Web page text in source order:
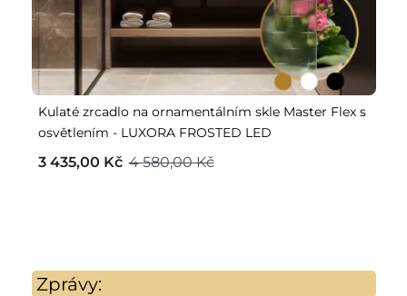
Kulaté zrcadlo na ornamentálním skle Master Flex s
osvětlením - LUXORA FROSTED LED
3 435,00 Kč 4 580,00 Kč
Zprávy: